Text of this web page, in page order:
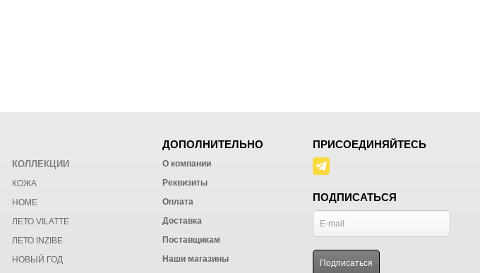
КОЛЛЕКЦИИ
КОЖА
HOME
ЛЕТО VILATTE
ЛЕТО INZIBE
НОВЫЙ ГОД
ДОПОЛНИТЕЛЬНО
О компании
Реквизиты
Оплата
Доставка
Поставщикам
Наши магазины
ПРИСОЕДИНЯЙТЕСЬ
ПОДПИСАТЬСЯ